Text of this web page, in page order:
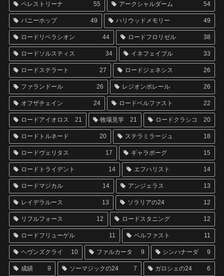
ペレストリーナ 55 アークシャルダーム 54
バニーホップ 49 ハリウッドメモリー 49
ロードリベラシオン 44 ロードフロリゼル 38
ロードソルスティス 34 イネフェイブル 33
ロードステラート 27 ロードジェネシス 26
ファランドール 26 レジオンポレール 26
オフザチェイン 24 ロードベルファスト 22
ロードアイオロス 21 牧場見学 21 ロードクラシコ 20
ロードトルネード 20 ステラミラージュ 18
ロードヴェリタス 17 ギャラボーグ 15
ロードトライデント 14 エフハリスト 14
ロードマジカル 14 アンジェラス 13
レイデラルース 13 ソラリアの24 12
リフルフォース 12 ロードスタニング 12
ロードフリューゲル 11 ベルファスト 11
ヘヴンズクライ 10 ファルカータ 9 シンハナーダ 9
成績 9 ソーマジックの24 7 ガロシェの24 6